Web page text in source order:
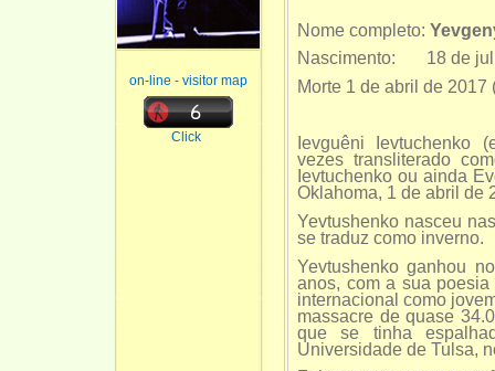
on-line - visitor map
Click
Nome completo:
Nascimento: 18 de
Morte 1 de abril de
Ievguêni Ievtuchenko
vezes transliterado
Ievtuchenko ou ainda
Oklahoma, 1 de abril de
Yevtushenko nasceu
se traduz como inverno.
Yevtushenko ganhou
anos, com a sua
internacional como
massacre de quase
que se tinha
Universidade de Tulsa,